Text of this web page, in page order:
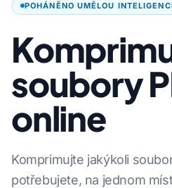
POHÁNĚNO UMĚLOU
soubory
online
Komprimujte jakýkoli
potřebujete, na jednom